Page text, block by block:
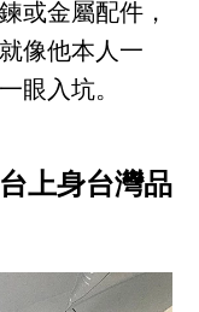
或金屬配件，
像他本人一
眼入坑。
上身台灣品